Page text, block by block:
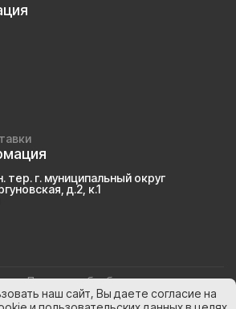
тер. г. муниципальный округ
д.2, к.1
Политики обработки персональных
на обработку персональных данных
наш сайт, Вы даете согласие на